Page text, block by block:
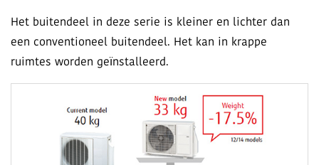
Het buitendeel in deze serie is kleiner en lichter dan
een conventioneel buitendeel. Het kan in krappe
ruimtes worden geïnstalleerd.